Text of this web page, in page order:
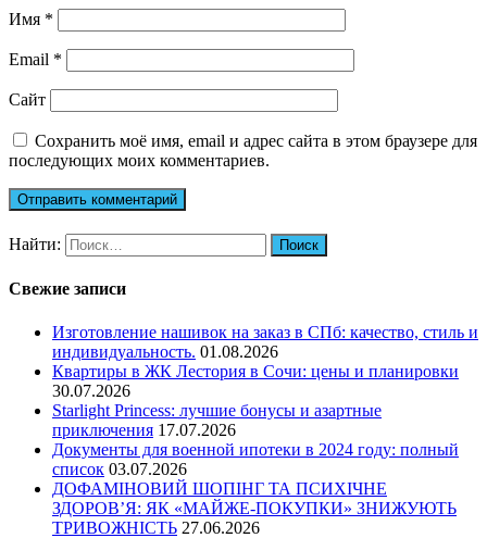
Имя *
Email *
Сайт
Сохранить моё имя, email и адрес сайта в этом браузере для
последующих моих комментариев.
Найти:
Свежие записи
Изготовление нашивок на заказ в СПб: качество, стиль и
индивидуальность. 01.08.2026
Квартиры в ЖК Лестория в Сочи: цены и планировки
30.07.2026
Starlight Princess: лучшие бонусы и азартные
приключения 17.07.2026
Документы для военной ипотеки в 2024 году: полный
список 03.07.2026
ДОФАМІНОВИЙ ШОПІНГ ТА ПСИХІЧНЕ
ЗДОРОВ’Я: ЯК «МАЙЖЕ-ПОКУПКИ» ЗНИЖУЮТЬ
ТРИВОЖНІСТЬ 27.06.2026